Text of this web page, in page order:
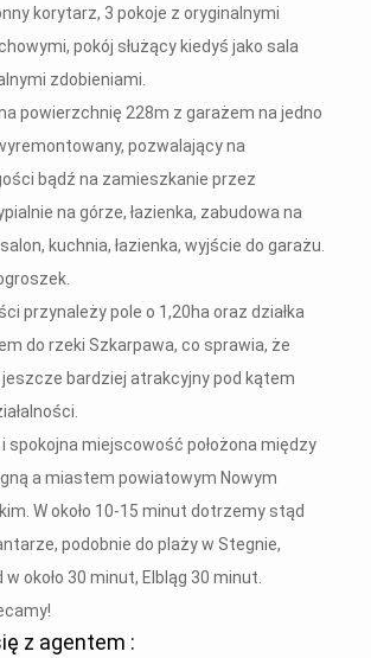
korytarz, 3 pokoje z oryginalnymi
pokój służący kiedyś jako sala
zdobieniami.
powierzchnię 228m z garażem na jedno
pozwalający na
bądź na zamieszkanie przez
na górze, łazienka, zabudowa na
kuchnia, łazienka, wyjście do garażu.
przynależy pole o 1,20ha oraz działka
do rzeki Szkarpawa, co sprawia, że
bardziej atrakcyjny pod kątem
spokojna miejscowość położona między
a miastem powiatowym Nowym
W około 10-15 minut dotrzemy stąd
podobnie do plaży w Stegnie,
około 30 minut, Elbląg 30 minut.
z agentem :